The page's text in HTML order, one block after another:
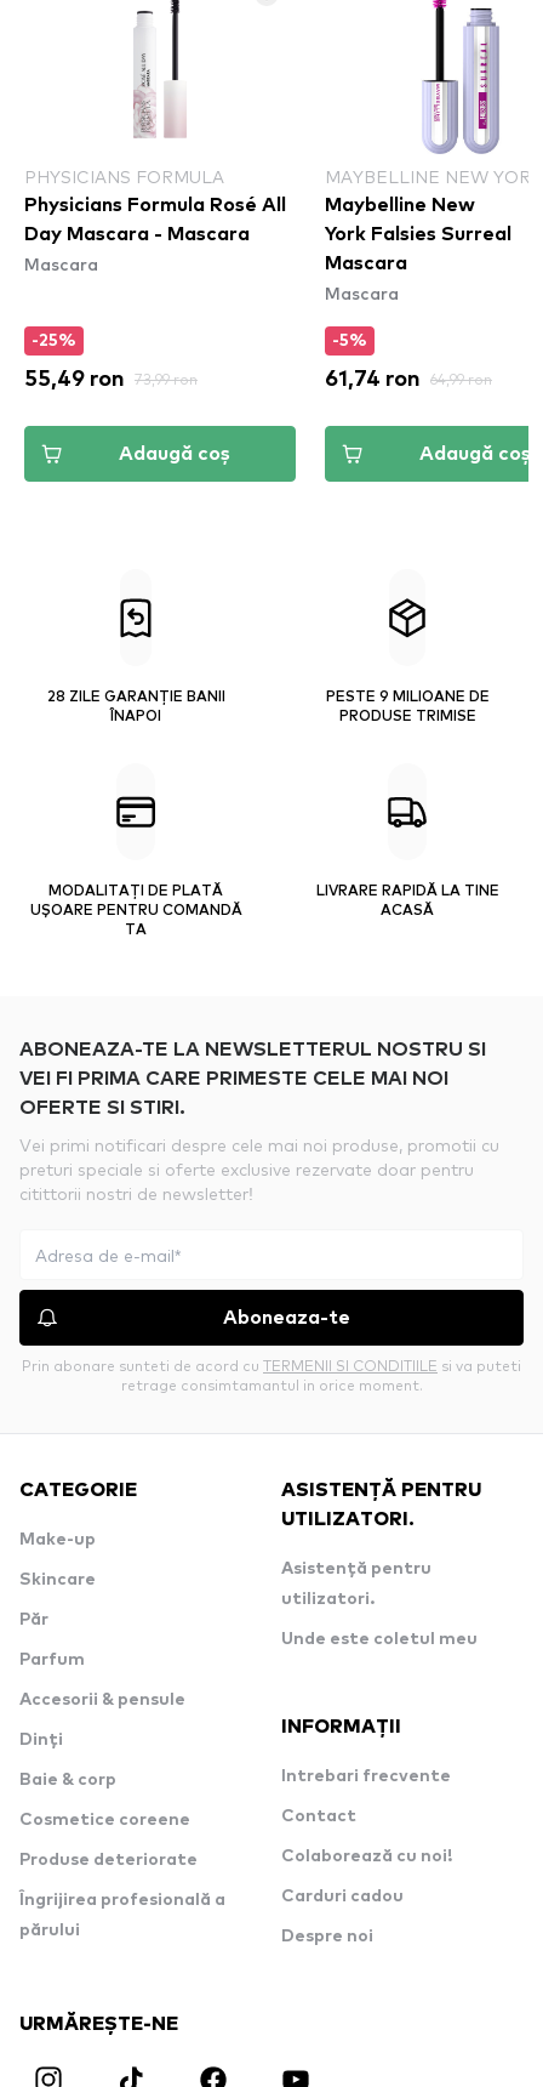
PHYSICIANS FORMULA
Physicians Formula Rosé All
Day Mascara - Mascara
Mascara
-25%
55,49 ron 73,99 ron
Adaugă coș
MAYBELLINE NEW YORK
Maybelline New
York Falsies Surreal
Mascara
Mascara
-5%
61,74 ron 64,99 ron
Adaugă coș
28 ZILE GARANȚIE BANII
ÎNAPOI
PESTE 9 MILIOANE DE
PRODUSE TRIMISE
MODALITAȚI DE PLATĂ
UȘOARE PENTRU COMANDĂ
TA
LIVRARE RAPIDĂ LA TINE
ACASĂ
ABONEAZA-TE LA NEWSLETTERUL NOSTRU SI
VEI FI PRIMA CARE PRIMESTE CELE MAI NOI
OFERTE SI STIRI.
Vei primi notificari despre cele mai noi produse, promotii cu
preturi speciale si oferte exclusive rezervate doar pentru
citittorii nostri de newsletter!
Aboneaza-te
Prin abonare sunteti de acord cu TERMENII SI CONDITIILE si va puteti
retrage consimtamantul in orice moment.
CATEGORIE
Make-up
Skincare
Păr
Parfum
Accesorii & pensule
Dinți
Baie & corp
Cosmetice coreene
Produse deteriorate
Îngrijirea profesională a
părului
ASISTENȚĂ PENTRU
UTILIZATORI.
Asistență pentru
utilizatori.
Unde este coletul meu
INFORMAȚII
Intrebari frecvente
Contact
Colaborează cu noi!
Carduri cadou
Despre noi
URMĂREȘTE-NE